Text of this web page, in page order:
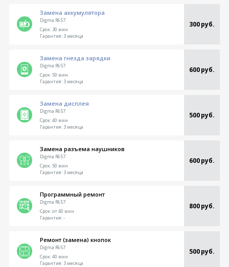
Замена аккумулятора
Digma R657 300 руб.
Срок:30 мин
Гарантия:3 месяца
Замена гнезда зарядки
Digma R657 600 руб.
Срок:50 мин
Гарантия:3 месяца
Замена дисплея
Digma R657 500 руб.
Срок:40 мин
Гарантия:3 месяца
Замена разъема наушников
Digma R657 600 руб.
Срок:50 мин
Гарантия:3 месяца
Программный ремонт
Digma R657 800 руб.
Срок:от 40 мин
Гарантия:-
Ремонт (замена) кнопок
Digma R657 500 руб.
Срок:40 мин
Гарантия:3 месяца